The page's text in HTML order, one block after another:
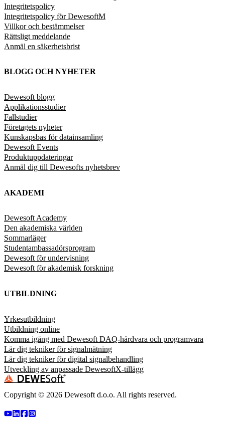
Integritetspolicy
Integritetspolicy för DewesoftM
Villkor och bestämmelser
Rättsligt meddelande
Anmäl en säkerhetsbrist
BLOGG OCH NYHETER
Dewesoft blogg
Applikationsstudier
Fallstudier
Företagets nyheter
Kunskapsbas för datainsamling
Dewesoft Events
Produktuppdateringar
Anmäl dig till Dewesofts nyhetsbrev
AKADEMI
Dewesoft Academy
Den akademiska världen
Sommarläger
Studentambassadörsprogram
Dewesoft för undervisning
Dewesoft för akademisk forskning
UTBILDNING
Yrkesutbildning
Utbildning online
Komma igång med Dewesoft DAQ-hårdvara och programvara
Lär dig tekniker för signalmätning
Lär dig tekniker för digital signalbehandling
Utveckling av anpassade DewesoftX-tillägg
Copyright © 2026 Dewesoft d.o.o. All rights reserved.